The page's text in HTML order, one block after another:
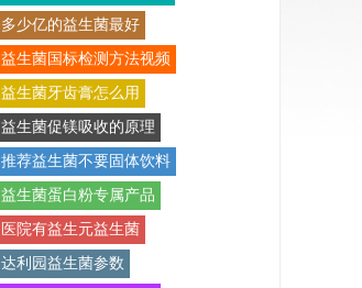
多少亿的益生菌最好
益生菌国标检测方法视频
益生菌牙齿膏怎么用
益生菌促镁吸收的原理
推荐益生菌不要固体饮料
益生菌蛋白粉专属产品
医院有益生元益生菌
达利园益生菌参数